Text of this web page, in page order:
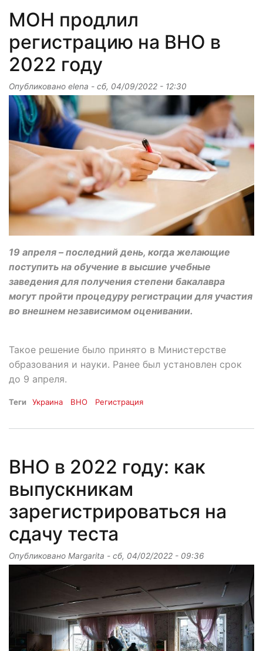
МОН продлил
регистрацию на ВНО в
2022 году
Опубликовано elena - сб, 04/09/2022 - 12:30
19 апреля – последний день, когда желающие
поступить на обучение в высшие учебные
заведения для получения степени бакалавра
могут пройти процедуру регистрации для участия
во внешнем независимом оценивании.
Такое решение было принято в Министерстве
образования и науки. Ранее был установлен срок
до 9 апреля.
Теги Украина ВНО Регистрация
ВНО в 2022 году: как
выпускникам
зарегистрироваться на
сдачу теста
Опубликовано Margarita - сб, 04/02/2022 - 09:36